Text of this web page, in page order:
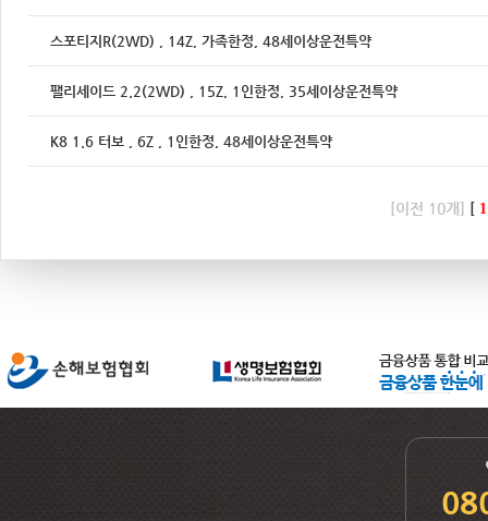
스포티지R(2WD) , 14Z, 가족한정, 48세이상운전특약
팰리세이드 2.2(2WD) , 15Z, 1인한정, 35세이상운전특약
K8 1.6 터보 , 6Z , 1인한정, 48세이상운전특약
[이전 10개] [